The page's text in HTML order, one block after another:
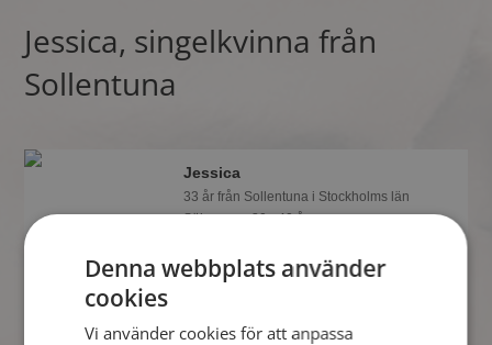
Jessica, singelkvinna från
Sollentuna
Jessica
33 år från Sollentuna i Stockholms län
Söker man 30 - 40 år
på Mötesplatsen får du reda på alla
Denna webbplats använder
cookies
Vi använder cookies för att anpassa